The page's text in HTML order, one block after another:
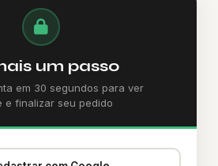
um passo
em 30 segundos para ver
e finalizar seu pedido